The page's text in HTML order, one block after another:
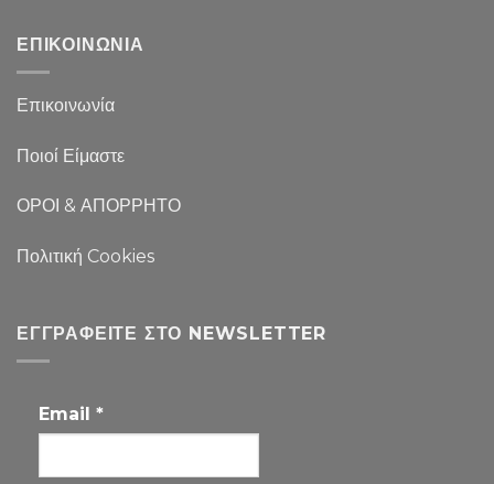
ΕΠΙΚΟΙΝΩΝΙΑ
Επικοινωνία
Ποιοί Είμαστε
ΟΡΟΙ & ΑΠΟΡΡΗΤΟ
Πολιτική Cookies
ΕΓΓΡΑΦΕΊΤΕ ΣΤΟ NEWSLETTER
Email *